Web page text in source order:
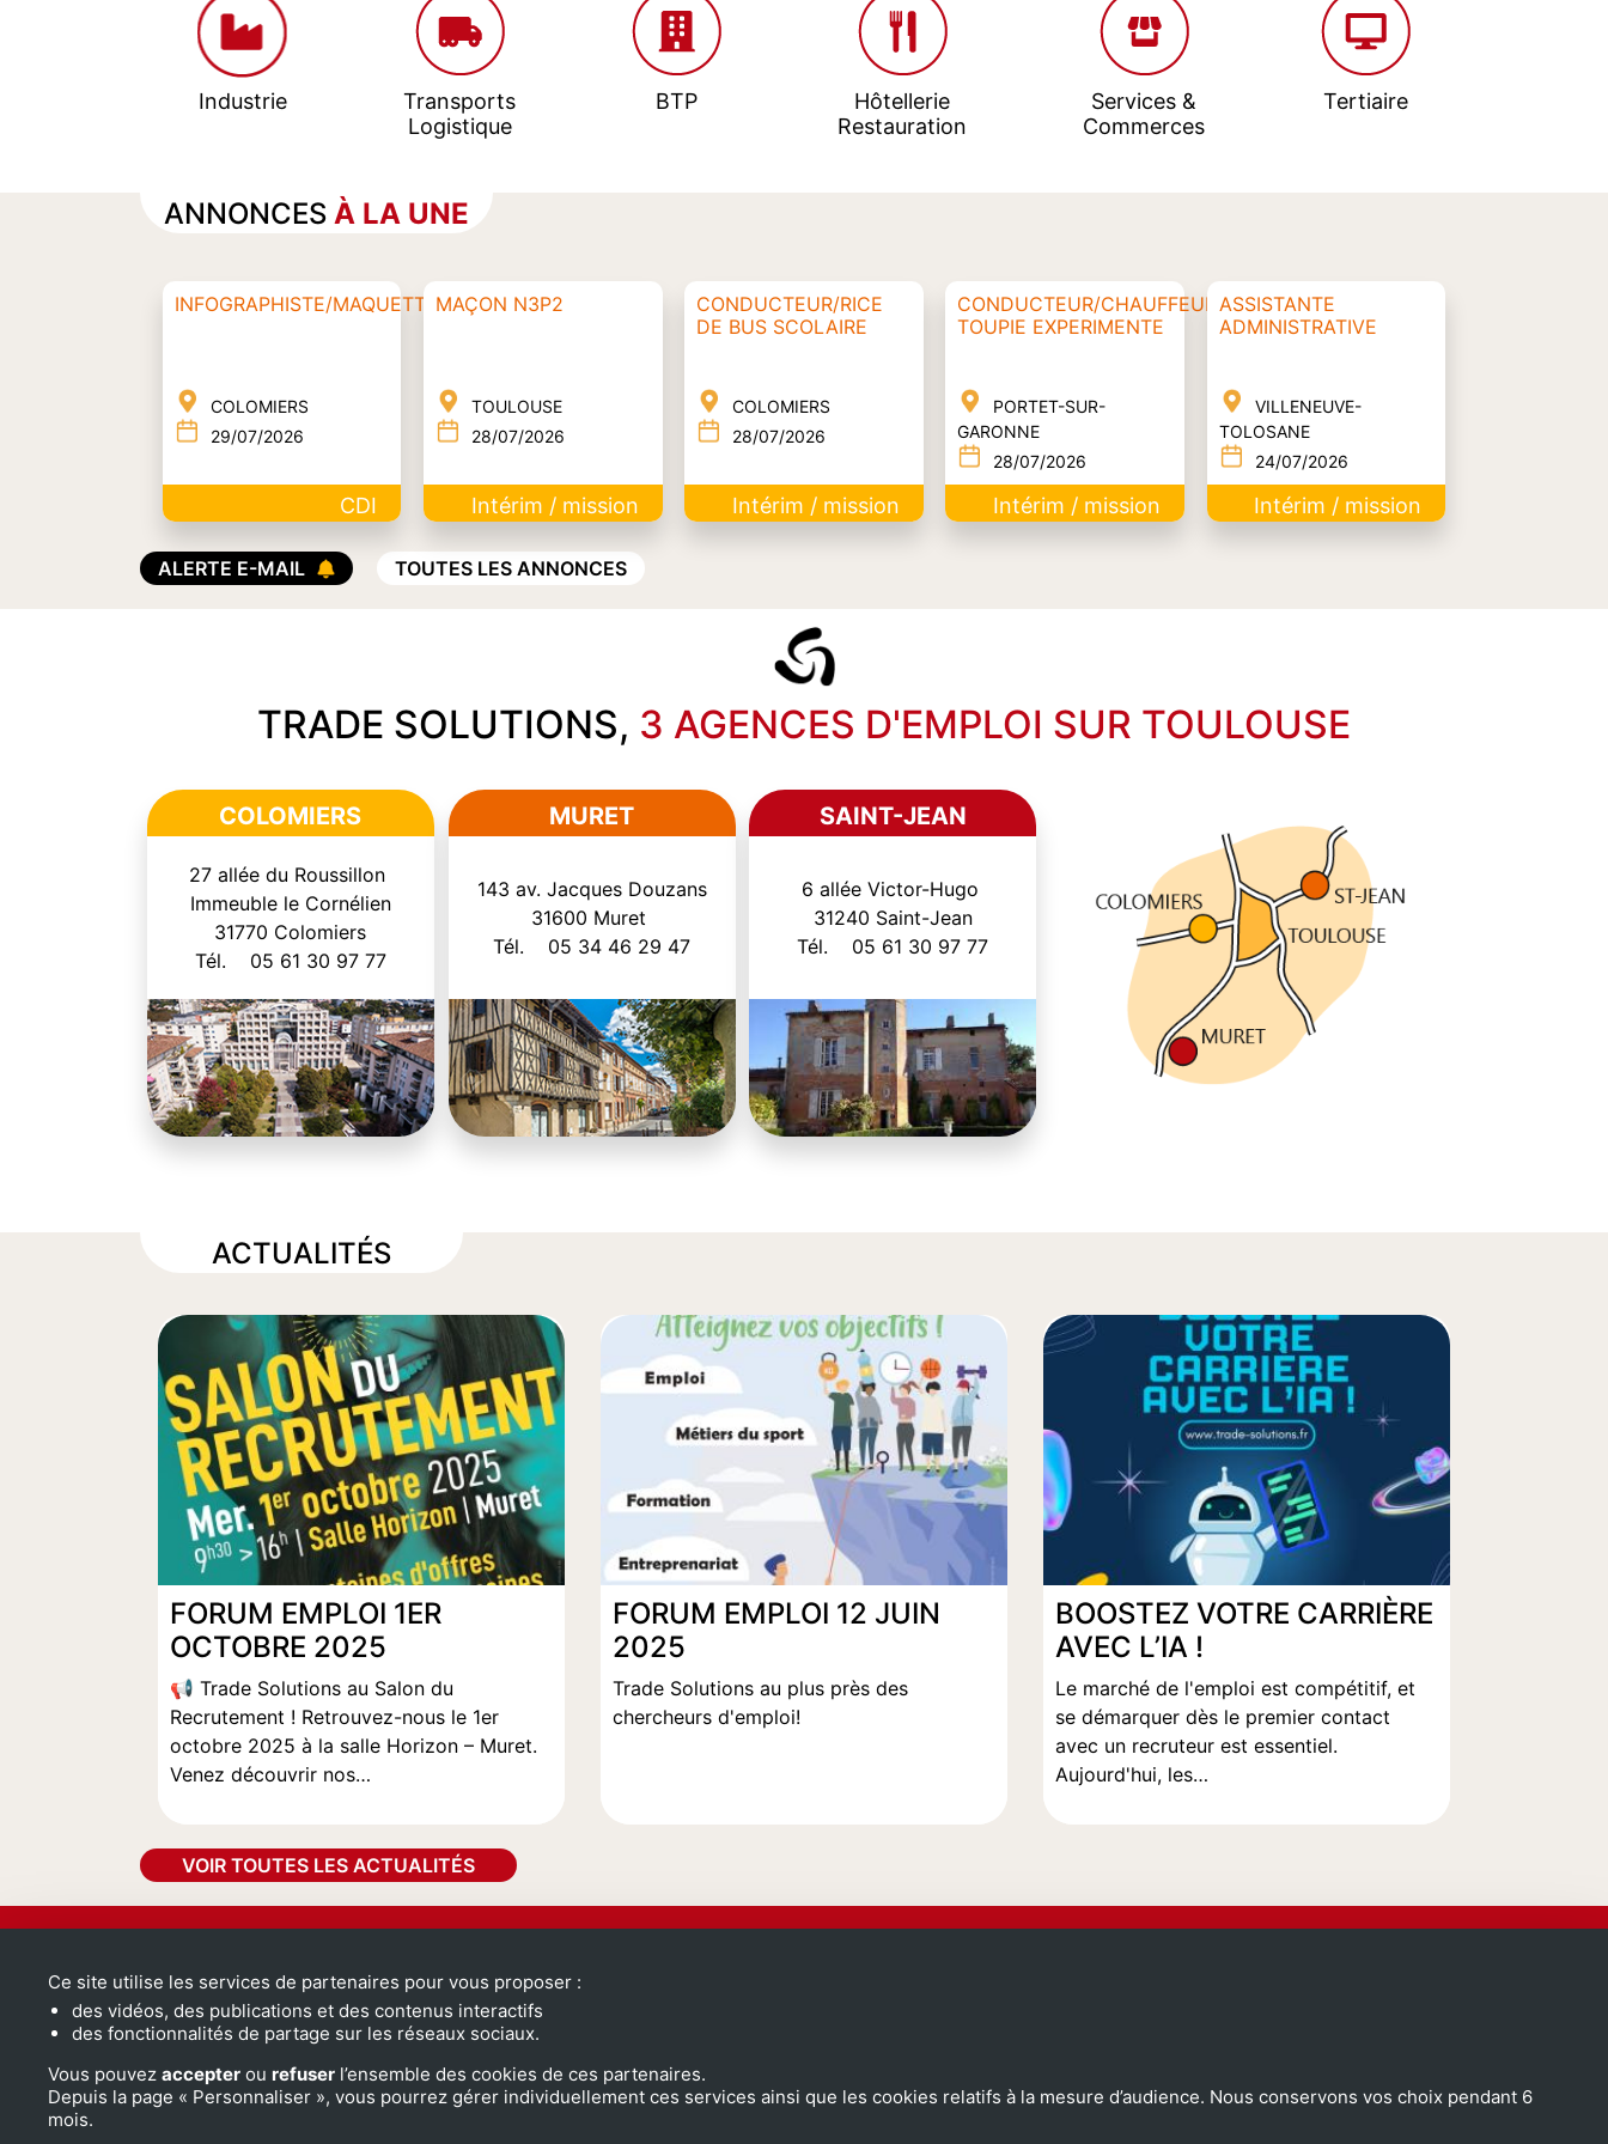
Industrie
Transports
Logistique
BTP
Hôtellerie
Restauration
Services &
Commerces
Tertiaire
ANNONCES À LA UNE
INFOGRAPHISTE/MAQUETTISTE
COLOMIERS
29/07/2026
CDI
MAÇON N3P2
TOULOUSE
28/07/2026
Intérim / mission
CONDUCTEUR/RICE
DE BUS SCOLAIRE
COLOMIERS
28/07/2026
Intérim / mission
CONDUCTEUR/CHAUFFEUR
TOUPIE EXPERIMENTE
PORTET-SUR-
GARONNE
28/07/2026
Intérim / mission
ASSISTANTE
ADMINISTRATIVE
VILLENEUVE-
TOLOSANE
24/07/2026
Intérim / mission
ALERTE E-MAIL TOUTES LES ANNONCES
TRADE SOLUTIONS, 3 AGENCES D'EMPLOI SUR TOULOUSE
COLOMIERS
27 allée du Roussillon
Immeuble le Cornélien
31770 Colomiers
Tél. 05 61 30 97 77
MURET
143 av. Jacques Douzans
31600 Muret
Tél. 05 34 46 29 47
SAINT-JEAN
6 allée Victor-Hugo
31240 Saint-Jean
Tél. 05 61 30 97 77
ACTUALITÉS
FORUM EMPLOI 1ER
OCTOBRE 2025
📢 Trade Solutions au Salon du
Recrutement ! Retrouvez-nous le 1er
octobre 2025 à la salle Horizon – Muret.
Venez découvrir nos…
FORUM EMPLOI 12 JUIN
2025
Trade Solutions au plus près des
chercheurs d'emploi!
BOOSTEZ VOTRE CARRIÈRE
AVEC L’IA !
Le marché de l'emploi est compétitif, et
se démarquer dès le premier contact
avec un recruteur est essentiel.
Aujourd'hui, les…
VOIR TOUTES LES ACTUALITÉS
Siège Social
6 allée Victor-Hugo
31240 SAINT-JEAN
Tél. 05 61 30 97 77
mail_outline Nous écrire
>Partenaires
Ce site utilise les services de partenaires pour vous proposer :
des vidéos, des publications et des contenus interactifs
des fonctionnalités de partage sur les réseaux sociaux.
Vous pouvez accepter ou refuser l’ensemble des cookies de ces partenaires.
Depuis la page « Personnaliser », vous pourrez gérer individuellement ces services ainsi que les cookies relatifs à la mesure d’audience. Nous conservons vos choix pendant 6
mois.